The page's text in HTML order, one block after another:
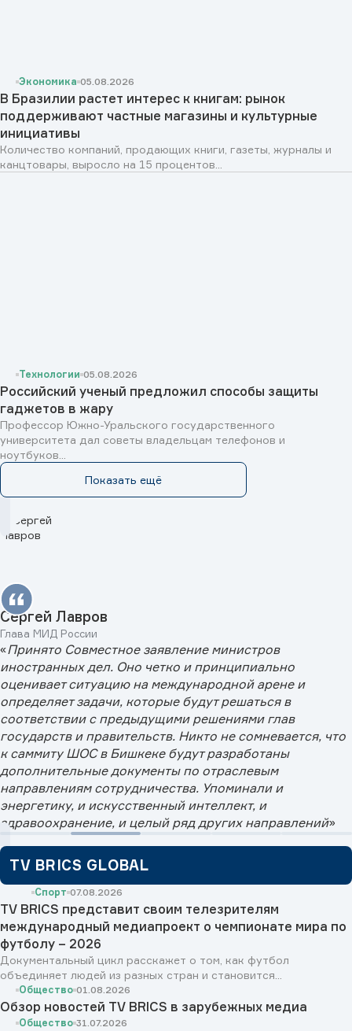
Экономика 05.08.2026
В Бразилии растет интерес к книгам: рынок
поддерживают частные магазины и культурные
инициативы
Количество компаний, продающих книги, газеты, журналы и
канцтовары, выросло на 15 процентов...
Технологии 05.08.2026
Российский ученый предложил способы защиты
гаджетов в жару
Профессор Южно-Уральского государственного
университета дал советы владельцам телефонов и
ноутбуков...
Показать ещё
Сергей Лавров
Глава МИД России
«Принято Совместное заявление министров
иностранных дел. Оно четко и принципиально
оценивает ситуацию на международной арене и
определяет задачи, которые будут решаться в
соответствии с предыдущими решениями глав
государств и правительств. Никто не сомневается, что
к саммиту ШОС в Бишкеке будут разработаны
дополнительные документы по отраслевым
направлениям сотрудничества. Упоминали и
энергетику, и искусственный интеллект, и
здравоохранение, и целый ряд других направлений»
TV BRICS GLOBAL
Спорт 07.08.2026
TV BRICS представит своим телезрителям
международный медиапроект о чемпионате мира по
футболу – 2026
Документальный цикл расскажет о том, как футбол
объединяет людей из разных стран и становится...
Общество 01.08.2026
Обзор новостей TV BRICS в зарубежных медиа
Общество 31.07.2026